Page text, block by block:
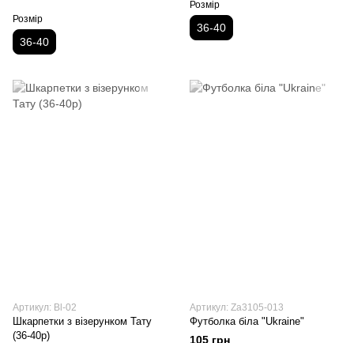
Розмір
36-40
Розмір
36-40
Артикул: Bl-02
Шкарпетки з візерунком Тату
(36-40р)
Артикул: Za3105-013
Футболка біла "Ukraine"
105 грн